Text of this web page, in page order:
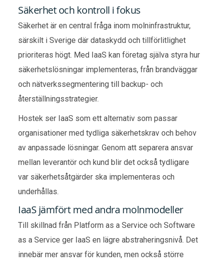
Säkerhet och kontroll i fokus
Säkerhet är en central fråga inom molninfrastruktur,
särskilt i Sverige där dataskydd och tillförlitlighet
prioriteras högt. Med IaaS kan företag själva styra hur
säkerhetslösningar implementeras, från brandväggar
och nätverkssegmentering till backup- och
återställningsstrategier.
Hostek ser IaaS som ett alternativ som passar
organisationer med tydliga säkerhetskrav och behov
av anpassade lösningar. Genom att separera ansvar
mellan leverantör och kund blir det också tydligare
var säkerhetsåtgärder ska implementeras och
underhållas.
IaaS jämfört med andra molnmodeller
Till skillnad från Platform as a Service och Software
as a Service ger IaaS en lägre abstraheringsnivå. Det
innebär mer ansvar för kunden, men också större